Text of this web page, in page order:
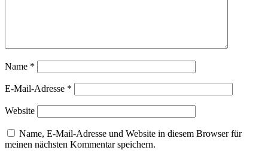
Name *
E-Mail-Adresse *
Website
Name, E-Mail-Adresse und Website in diesem Browser für
meinen nächsten Kommentar speichern.